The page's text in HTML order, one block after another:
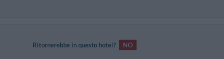
Ritornerebbe in questo hotel? NO